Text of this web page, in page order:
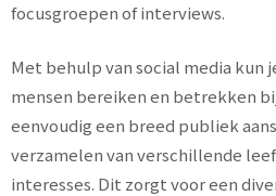
focusgroepen of interviews.
Met behulp van social media kun
mensen bereiken en betrekken
eenvoudig een breed publiek
verzamelen van verschillende
interesses. Dit zorgt voor een